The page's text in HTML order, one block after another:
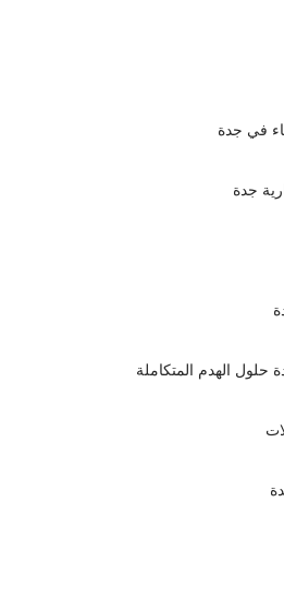
في جدة
جدة
حلول الهدم المتكاملة